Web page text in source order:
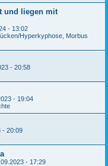
und liegen mit
- 13:02
Hyperkyphose, Morbus
- 20:58
- 19:04
- 20:09
- 17:29